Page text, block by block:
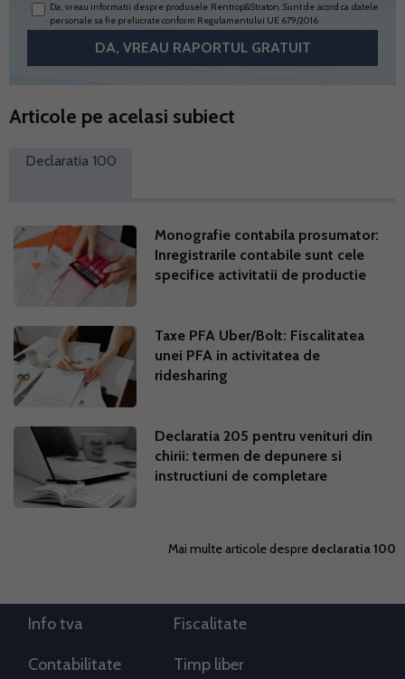
Da, vreau informatii despre produsele Rentrop&Straton. Sunt de acord ca datele
personale sa fie prelucrate conform Regulamentului UE 679/2016
Articole pe acelasi subiect
Declaratia 100
Monografie contabila prosumator:
Inregistrarile contabile sunt cele
specifice activitatii de productie
Taxe PFA Uber/Bolt: Fiscalitatea
unei PFA in activitatea de
ridesharing
Declaratia 205 pentru venituri din
chirii: termen de depunere si
instructiuni de completare
Mai multe articole despre declaratia 100
Info tva Fiscalitate
Contabilitate Timp liber